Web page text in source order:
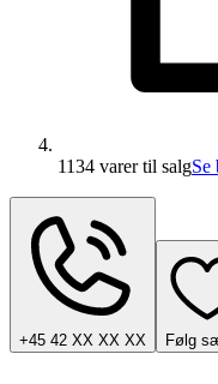
1134 varertil salgSe
+45 42 XX XX XX Følg